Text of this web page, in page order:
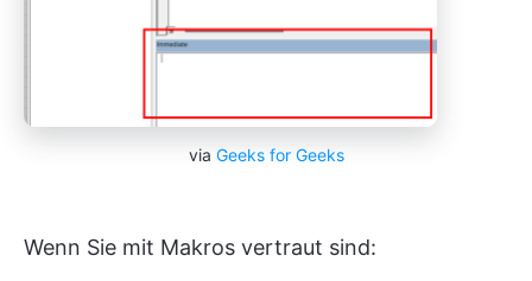
via Geeks for Geeks
Wenn Sie mit Makros vertraut sind: